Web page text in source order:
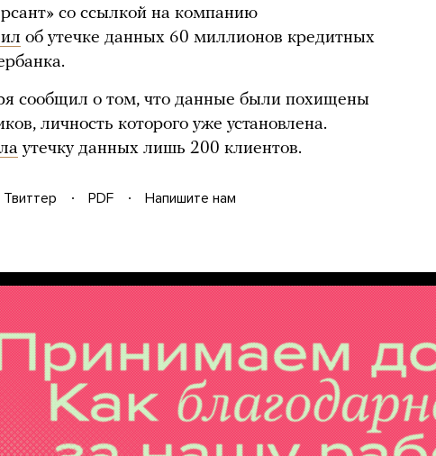
со ссылкой на компанию
об утечке данных 60 миллионов кредитных
сообщил о том, что данные были похищены
личность которого уже установлена.
утечку данных лишь 200 клиентов.
Твиттер PDF
Напишите нам